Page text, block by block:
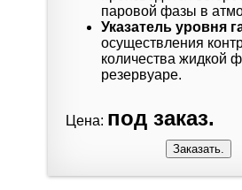
паровой фазы в
Указатель уровня
осуществления
количества жидкой
резервуаре.
Цена: под заказ.